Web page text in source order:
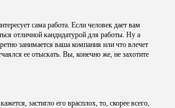
сама работа. Если человек дает вам
отличной кандидатурой для работы. Ну а
занимается ваша компания или что влечет
ее отыскать. Вы, конечно же, не захотите
застигло его врасплох, то, скорее всего,